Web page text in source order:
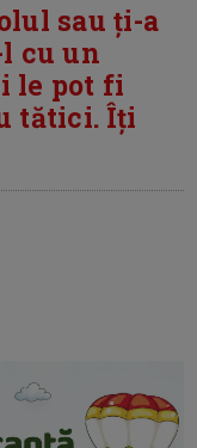
sau ți-a
cu un
le pot fi
tătici. Îți